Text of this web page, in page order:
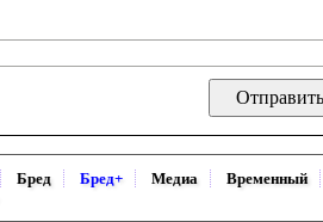
Бред Бред+ Медиа Временный